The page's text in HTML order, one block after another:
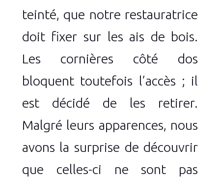
teinté, que notre restauratrice
doit fixer sur les ais de bois.
Les cornières côté dos
bloquent toutefois l’accès ; il
est décidé de les retirer.
Malgré leurs apparences, nous
avons la surprise de découvrir
que celles-ci ne sont pas